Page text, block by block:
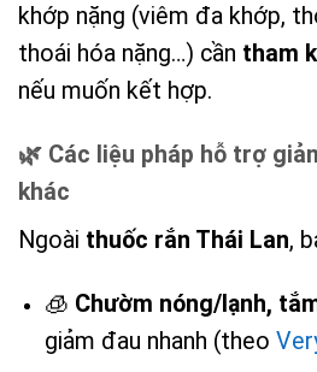
khớp nặng (viêm đa khớp,
thoái hóa nặng…) cần tham
nếu muốn kết hợp.
🌿 Các liệu pháp hỗ trợ
khác
Ngoài thuốc rắn Thái Lan,
🧊 Chườm nóng/lạnh,
giảm đau nhanh (theo